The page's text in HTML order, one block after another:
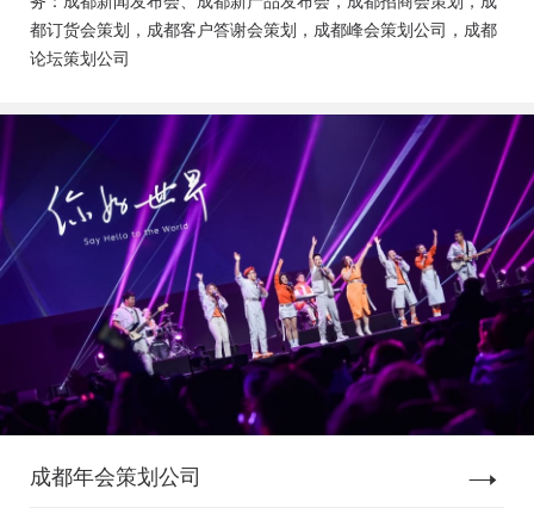
论坛策划公司、成都年会策划、成都会议活动策划
都订货会策划，成都客户答谢会策划，成都峰会策划公司，成都
论坛策划公司
成都年会策划公司